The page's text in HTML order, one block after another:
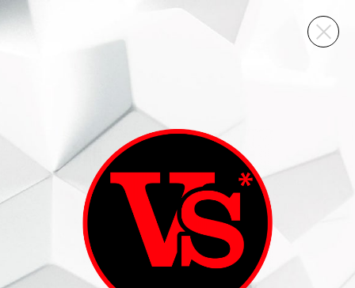
ВИННЫЙ СКЛАД